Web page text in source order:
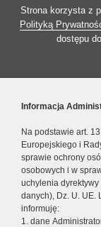
Strona korzysta z
Polityką
dostępu
Informacja
Na podstawie art.
Europejskiego i
sprawie ochrony
osobowych i w
uchylenia
danych), Dz. U. UE.
informuję:
1. dane